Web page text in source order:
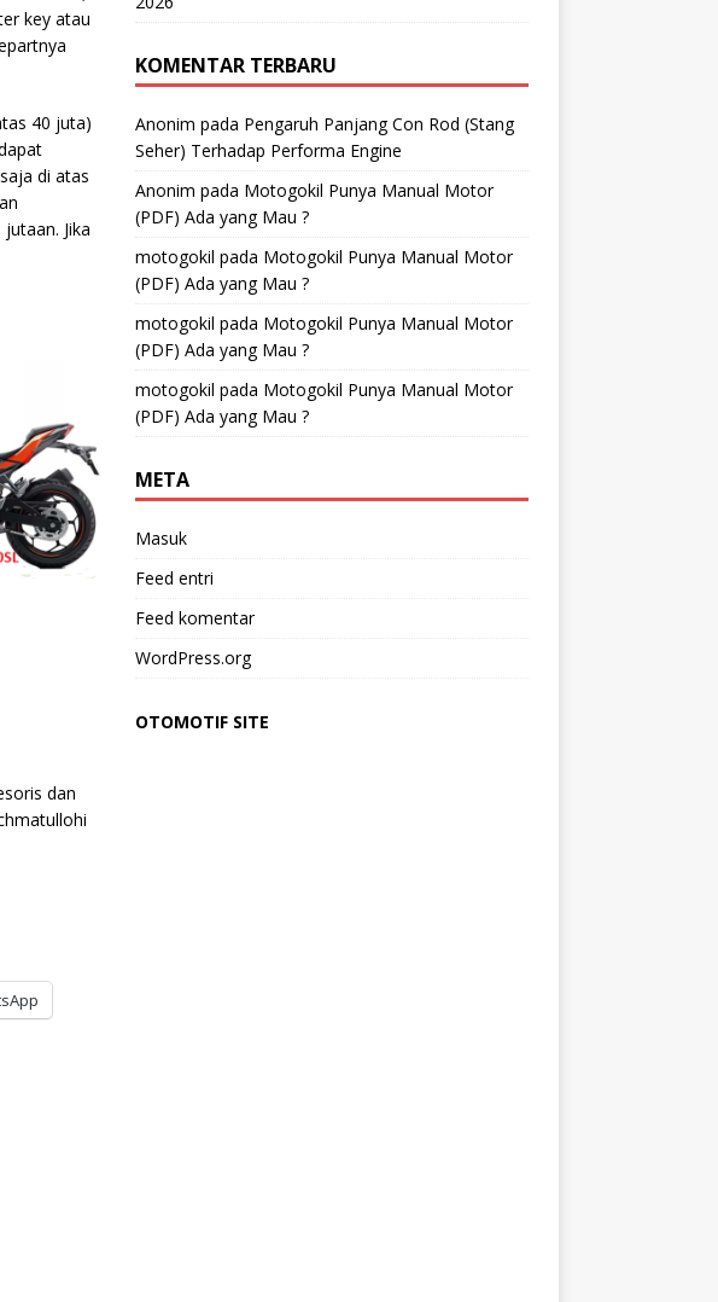
key atau
40 juta)
di atas
Jika
dan
KOMENTAR TERBARU
Anonim pada Pengaruh Panjang Con Rod (Stang
Seher) Terhadap Performa Engine
Anonim pada Motogokil Punya Manual Motor
(PDF) Ada yang Mau ?
motogokil pada Motogokil Punya Manual Motor
(PDF) Ada yang Mau ?
motogokil pada Motogokil Punya Manual Motor
(PDF) Ada yang Mau ?
motogokil pada Motogokil Punya Manual Motor
(PDF) Ada yang Mau ?
META
Masuk
Feed entri
Feed komentar
WordPress.org
OTOMOTIF SITE